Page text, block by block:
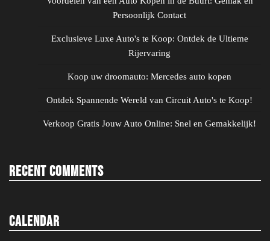
Persoonlijk Contact
Exclusieve Luxe Auto's te Koop: Ontdek de Ultieme
Rijervaring
Koop uw droomauto: Mercedes auto kopen
Ontdek Spannende Wereld van Circuit Auto's te Koop!
Verkoop Gratis Jouw Auto Online: Snel en Gemakkelijk!
Recent Comments
Calendar